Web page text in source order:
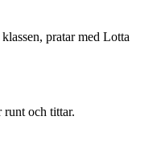
pratar med Lotta
runt och tittar.